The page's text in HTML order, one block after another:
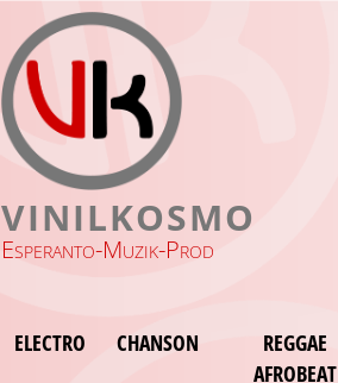
VINILKOSMO
Esperanto-Muzik-Prod
ELECTRO CHANSON
REGGAE
AFROBEAT